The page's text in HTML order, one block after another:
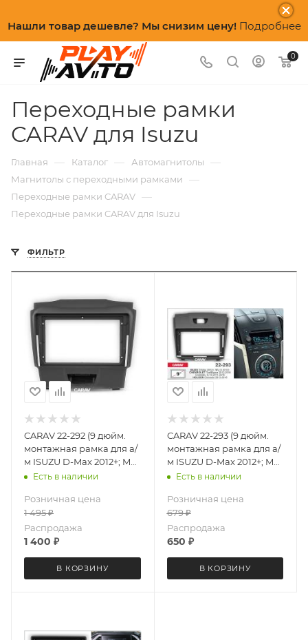
Нашли товар дешевле? Мы снизим цену! Подробнее
0
Переходные рамки
CARAV для Isuzu
Главная — Каталог — Автомагнитолы —
Магнитолы с переходными рамками —
Переходные рамки CARAV —
Переходные рамки CARAV для Isuzu
ФИЛЬТР
CARAV 22-292 (9 дюйм.
монтажная рамка для а/
м ISUZU D-Max 2012+; MU-
X 2013+ / CHEVROLET
HOLDEN Colorado 2012-
16 (Ver.1)
Есть в наличии
Розничная цена
1 495₽
Распродажа
1 400 ₽
В КОРЗИНУ
CARAV 22-293 (9 дюйм.
монтажная рамка для а/
м ISUZU D-Max 2012+; MU-
X 2013+ / CHEVROLET
HOLDEN Colorado 2012-
16 (Ver.2)
Есть в наличии
Розничная цена
679₽
Распродажа
650 ₽
В КОРЗИНУ